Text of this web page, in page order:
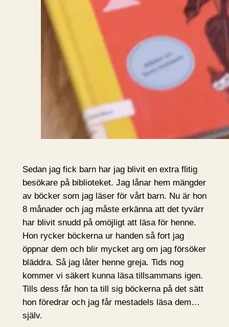
Sedan jag fick barn har jag blivit en extra flitig
besökare på biblioteket. Jag lånar hem mängder
av böcker som jag läser för vårt barn. Nu är hon
8 månader och jag måste erkänna att det tyvärr
har blivit snudd på omöjligt att läsa för henne.
Hon rycker böckerna ur handen så fort jag
öppnar dem och blir mycket arg om jag försöker
bläddra. Så jag låter henne greja. Tids nog
kommer vi säkert kunna läsa tillsammans igen.
Tills dess får hon ta till sig böckerna på det sätt
hon föredrar och jag får mestadels läsa dem…
själv.